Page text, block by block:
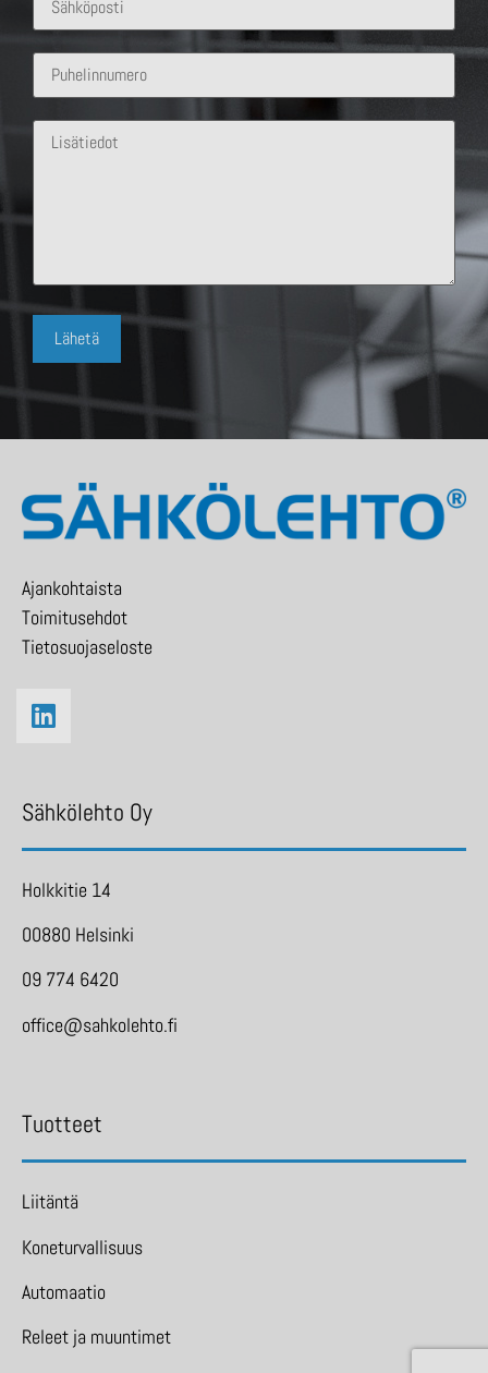
Ajankohtaista
Toimitusehdot
Tietosuojaseloste
Sähkölehto Oy
Holkkitie 14
00880 Helsinki
09 774 6420
office@sahkolehto.fi
Tuotteet
Liitäntä
Koneturvallisuus
Automaatio
Releet ja muuntimet